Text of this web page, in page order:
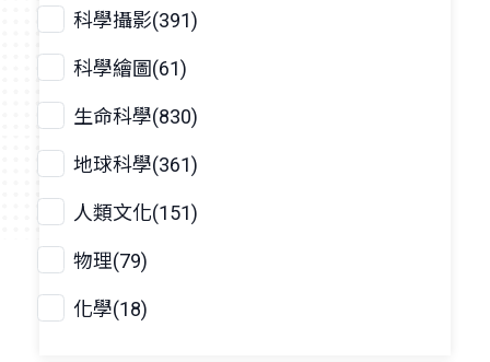
科學攝影(391)
科學繪圖(61)
生命科學(830)
地球科學(361)
人類文化(151)
物理(79)
化學(18)